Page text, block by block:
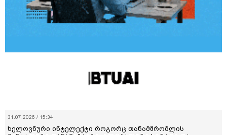
31.07.2026 / 15:34
ხელოვნური ინტელექტი როგორც თანამშრომლის